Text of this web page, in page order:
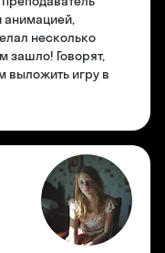
анимацией,
несколько
зашло! Говорят,
выложить игру в